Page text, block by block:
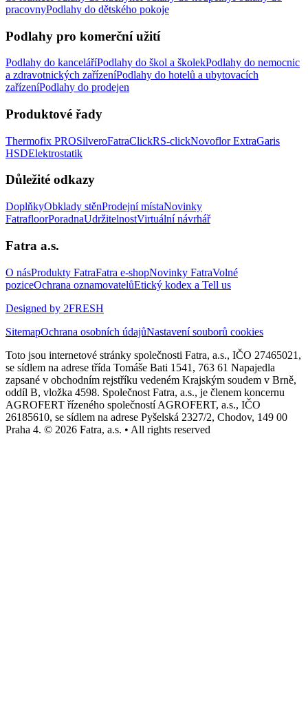
pracovnyPodlahy do dětského pokoje
Podlahy pro komerční užití
Podlahy do kanceláříPodlahy do škol a školekPodlahy do nemocnic
a zdravotnických zařízeníPodlahy do hotelů a ubytovacích
zařízeníPodlahy do prodejen
Produktové řady
Thermofix PROSilveroFatraClickRS-clickNovoflor ExtraGaris
HSDElektrostatik
Důležité odkazy
DoplňkyObklady stěnProdejní místaNovinky
FatrafloorPoradnaUdržitelnostVirtuální návrhář
Fatra a.s.
O násProdukty FatraFatra e-shopNovinky FatraVolné
poziceOchrana oznamovatelůEtický kodex a Tell us
Designed by 2FRESH
SitemapOchrana osobních údajůNastavení souborů cookies
Toto jsou internetové stránky společnosti Fatra, a.s., IČO 27465021,
se sídlem na adrese třída Tomáše Bati 1541, 763 61 Napajedla
zapsané v obchodním rejstříku vedeném Krajským soudem v Brně,
oddíl B, vložka 4598. Společnost Fatra, a.s., je členem koncernu
AGROFERT řízeného společností AGROFERT, a.s., IČO
26185610, se sídlem na adrese Pyšelská 2327/2, Chodov, 149 00
Praha 4. © 2026 Fatra, a.s. • All rights reserved